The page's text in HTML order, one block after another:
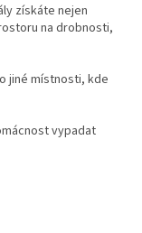
získáte nejen
na drobnosti,
jiné místnosti, kde
vypadat